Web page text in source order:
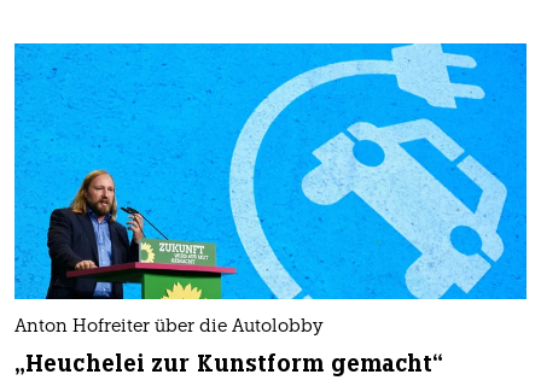
Anton Hofreiter über die Autolobby
„Heuchelei zur Kunstform gemacht“